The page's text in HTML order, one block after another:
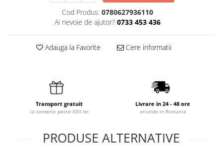
Cod Produs: 0780627936110
Ai nevoie de ajutor? 0733 453 436
Adauga la Favorite Cere informatii
Transport gratuit
la comenzi peste 300 lei
Livrare in 24 - 48 ore
oriunde in Romania
PRODUSE ALTERNATIVE